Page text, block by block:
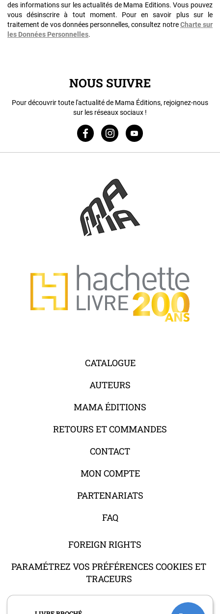
des informations sur les actualités de Mama Editions. Vous pouvez
vous désinscrire à tout moment. Pour en savoir plus sur le
traitement de vos données personnelles, consultez notre Charte sur
les Données Personnelles.
NOUS SUIVRE
Pour découvrir toute l'actualité de Mama Éditions, rejoignez-nous
sur les réseaux sociaux !
CATALOGUE
AUTEURS
MAMA ÉDITIONS
RETOURS ET COMMANDES
CONTACT
MON COMPTE
PARTENARIATS
FAQ
FOREIGN RIGHTS
PARAMÉTREZ VOS PRÉFÉRENCES COOKIES ET
TRACEURS